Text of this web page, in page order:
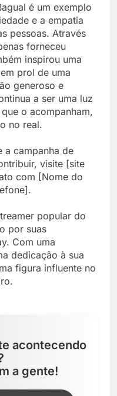
é um exemplo
e a empatia
pessoas. Através
forneceu
inspirou uma
prol de uma
generoso e
a ser uma luz
o acompanham,
no real.
a campanha de
visite [site
com [Nome do
popular do
por suas
Com uma
dedicação à sua
figura influente no
acontecendo
a gente!